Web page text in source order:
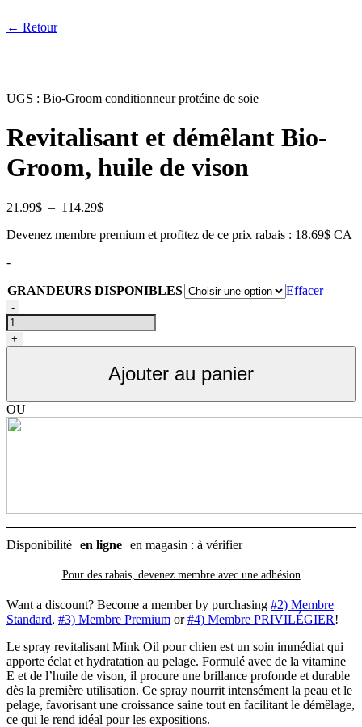
← Retour
UGS : Bio-Groom conditionneur protéine de soie
Revitalisant et démêlant Bio-
Groom, huile de vison
21.99$ – 114.29$Plage
prix :
Devenez membre premium et profitez de ce prix rabais : 18.69$ CA
-
GRANDEURS DISPONIBLES
Effacer
quantité
de
Bio-
Groom
huile
de
-
+
Ajouter au panier
OU
Disponibilité en ligne en magasin : à vérifier
Pour des rabais, devenez membre avec une adhésion
Want a discount? Become a member by purchasing #2) Membre
Standard, #3) Membre Premium or#4) Membre PRIVILÉGIER!
Le spray revitalisant Mink Oil pour chien est un soin immédiat qui
apporte éclat et hydratation au pelage. Formulé avec de la vitamine
E et de l’huile de vison, il procure une brillance profonde et durable
dès la première utilisation. Ce spray nourrit intensément la peau et le
pelage, favorisant une croissance saine tout en facilitant le démêlage,
ce qui le rend idéal pour les expositions.